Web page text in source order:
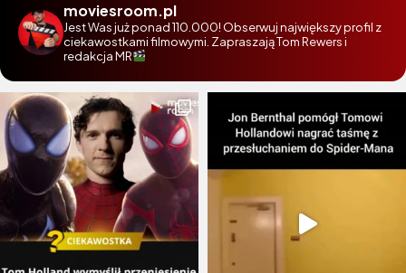
moviesroom.pl
Jest Was już ponad 110.000! Obserwuj największy profil z
ciekawostkami filmowymi. Zapraszają Tom Rewers i
redakcja MR